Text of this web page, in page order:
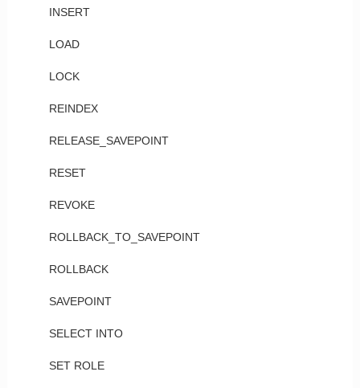
INSERT
LOAD
LOCK
REINDEX
RELEASE_SAVEPOINT
RESET
REVOKE
ROLLBACK_TO_SAVEPOINT
ROLLBACK
SAVEPOINT
SELECT INTO
SET ROLE